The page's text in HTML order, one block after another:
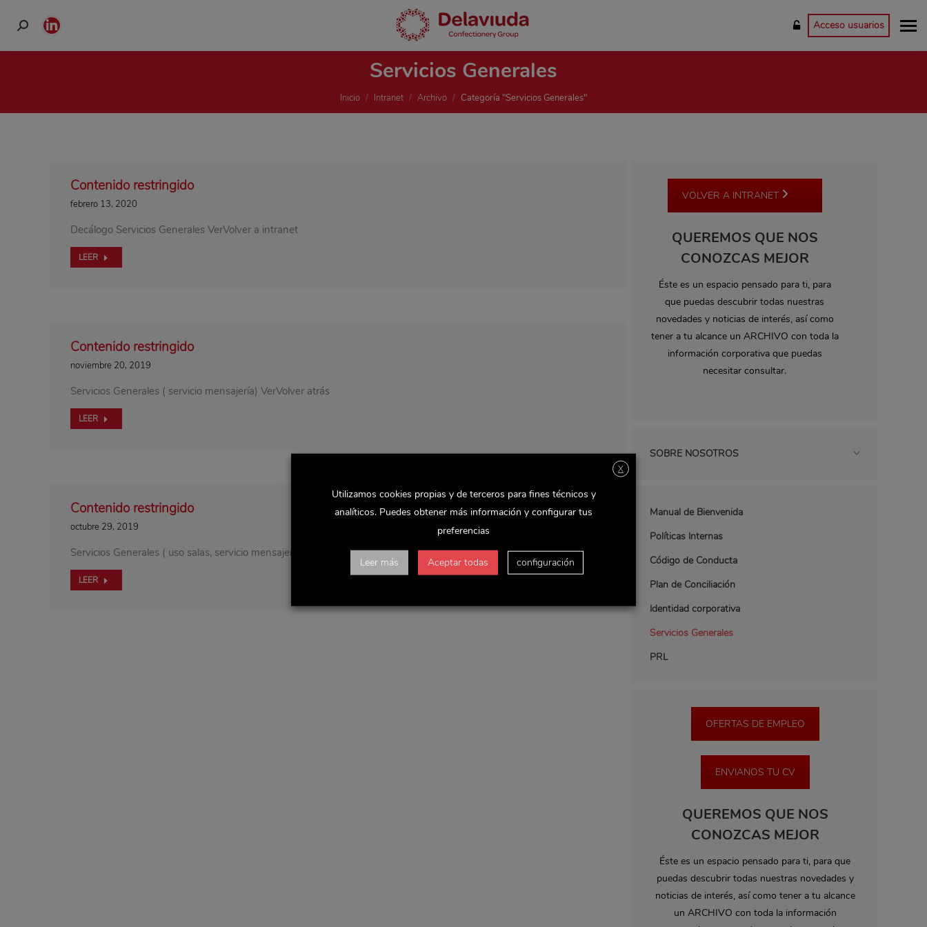
Buscar:
Linkedin
page
new
Acceso usuarios
Servicios Generales
Inicio Intranet Archivo Categoría "Servicios Generales"
Contenido restringido
febrero 13, 2020
Decálogo Servicios Generales VerVolver a intranet
LEER
Contenido restringido
noviembre 20, 2019
Servicios Generales ( servicio mensajería) VerVolver atrás
LEER
Contenido restringido
octubre 29, 2019
Servicios Generales ( uso salas, servicio mensajería) VerVolver atrás
LEER
VOLVER A INTRANET
QUEREMOS QUE NOS
CONOZCAS MEJOR
Éste es un espacio pensado para ti, para
que puedas descubrir todas nuestras
novedades y noticias de interés, así como
tener a tu alcance un ARCHIVO con toda la
información corporativa que puedas
necesitar consultar.
SOBRE NOSOTROS
Manual de Bienvenida
Políticas Internas
Código de Conducta
Plan de Conciliación
Identidad corporativa
Servicios Generales
PRL
OFERTAS DE EMPLEO
ENVIANOS TU CV
QUEREMOS QUE NOS
CONOZCAS MEJOR
Éste es un espacio pensado para ti, para que
puedas descubrir todas nuestras novedades y
noticias de interés, así como tener a tu alcance
un ARCHIVO con toda la información
X
Utilizamos cookies propias y de terceros para fines técnicos y
analíticos. Puedes obtener más información y configurar tus
preferencias
Leer más Aceptar todas configuración